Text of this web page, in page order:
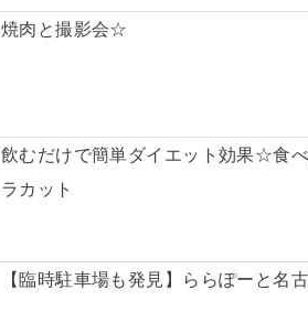
焼肉と撮影会☆
飲むだけで簡単ダイエット効果☆食
ラカット
【臨時駐車場も発見】ららぽーと名